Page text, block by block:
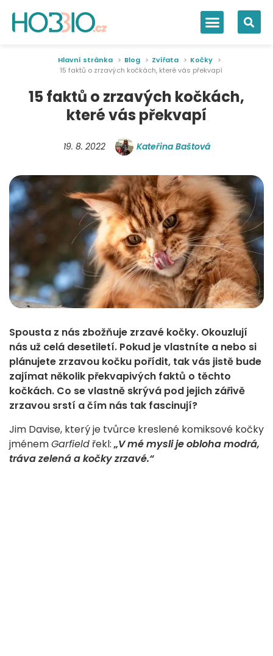
Hlavní stránka Blog Zvířata
Kočky
15 faktů o zrzavých kočkách, které vás překvapí
15 faktů o zrzavých kočkách,
které vás překvapí
19. 8. 2022 Kateřina Baštová
Spousta z nás zbožňuje zrzavé kočky. Okouzlují
nás už celá desetiletí. Pokud je vlastníte a nebo si
plánujete zrzavou kočku pořídit, tak vás jistě bude
zajímat několik překvapivých faktů o těchto
kočkách. Co se vlastně skrývá pod jejich zářivě
zrzavou srstí a čím nás tak fascinují?
Jim Davise, který je tvůrce kreslené komiksové kočky
jménemGarfield řekl:„V mé mysli je obloha modrá,
tráva zelená a kočky zrzavé.“